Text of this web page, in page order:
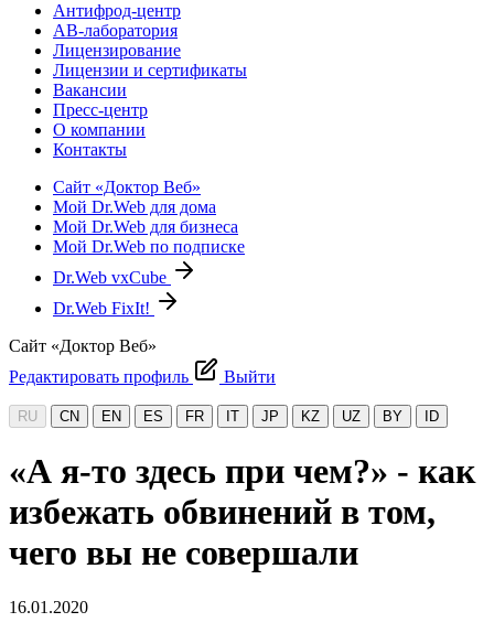
Антифрод-центр
АВ-лаборатория
Лицензирование
Лицензии и сертификаты
Вакансии
Пресс-центр
О компании
Контакты
Сайт «Доктор Веб»
Мой Dr.Web для дома
Мой Dr.Web для бизнеса
Мой Dr.Web по подписке
Dr.Web vxCube
Dr.Web FixIt!
Сайт «Доктор Веб»
Редактировать профиль
Выйти
RU CN EN ES FR IT JP KZ UZ BY ID
«А я-то здесь при чем?» - как
избежать обвинений в том,
чего вы не совершали
16.01.2020